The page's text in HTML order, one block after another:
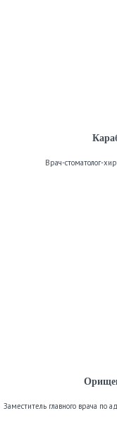
Врач-стоматолог-
Заместитель главного врача по